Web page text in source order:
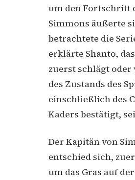
um den Fortschritt
Simmons äußerte
betrachtete die
erklärte Shanto,
zuerst schlägt
des Zustands des
einschließlich des
Kaders bestätigt,
Der Kapitän von
entschied sich,
um das Gras auf